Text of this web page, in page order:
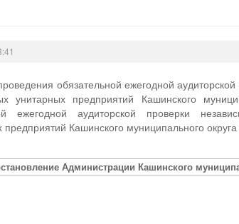
обязательной ежегодной
унитарных предприятий Кашинского
ежегодной аудиторской проверки
Кашинского муниципального округа
Администрации Кашинского